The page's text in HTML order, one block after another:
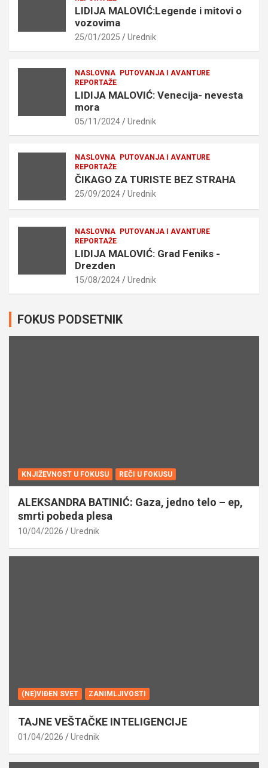
LIDIJA MALOVIĆ:Legende i mitovi o
vozovima
25/01/2025 Urednik
NASLOVNA PUTOVANJA I AVANTURE
REPORTAŽE
LIDIJA MALOVIĆ: Venecija- nevesta
mora
05/11/2024 Urednik
NASLOVNA PUTOVANJA I AVANTURE
REPORTAŽE
ČIKAGO ZA TURISTE BEZ STRAHA
25/09/2024 Urednik
NASLOVNA PUTOVANJA I AVANTURE
REPORTAŽE
LIDIJA MALOVIĆ: Grad Feniks -
Drezden
15/08/2024 Urednik
FOKUS PODSETNIK
KNJIŽEVNOST U FOKUSU REČI U FOKUSU
ALEKSANDRA BATINIĆ: Gaza, jedno telo – ep,
smrti pobeda plesa
10/04/2026 Urednik
(NE)VIĐEN SVET ZANIMLJIVOSTI
TAJNE VEŠTAČKE INTELIGENCIJE
01/04/2026 Urednik